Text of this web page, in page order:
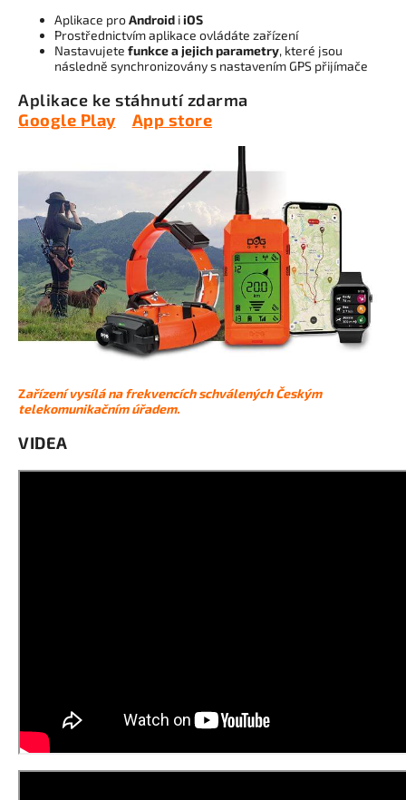
Aplikace proAndroid iiOS
Prostřednictvím aplikace ovládáte zařízení
Nastavujete funkce a jejich parametry, které jsou
následně synchronizovány s nastavením GPS přijímače
Aplikace ke stáhnutí zdarma
Google Play
App store
Zařízení vysílá na frekvencích schválených Českým
telekomunikačním úřadem.
VIDEA